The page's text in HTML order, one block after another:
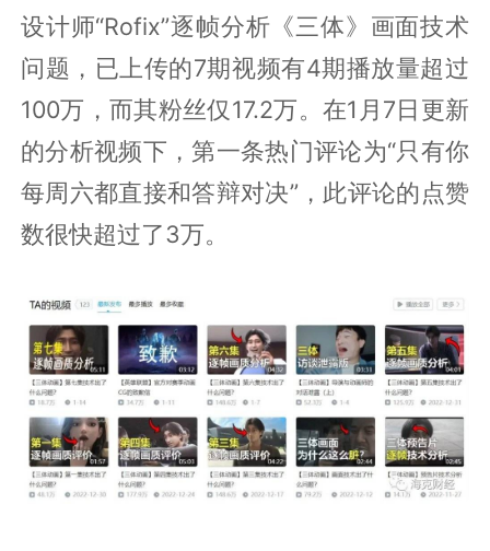
设计师“Rofix”逐帧分析《三体》画面技术
问题，已上传的7期视频有4期播放量超过
100万，而其粉丝仅17.2万。在1月7日更新
的分析视频下，第一条热门评论为“只有你
每周六都直接和答辩对决”，此评论的点赞
数很快超过了3万。